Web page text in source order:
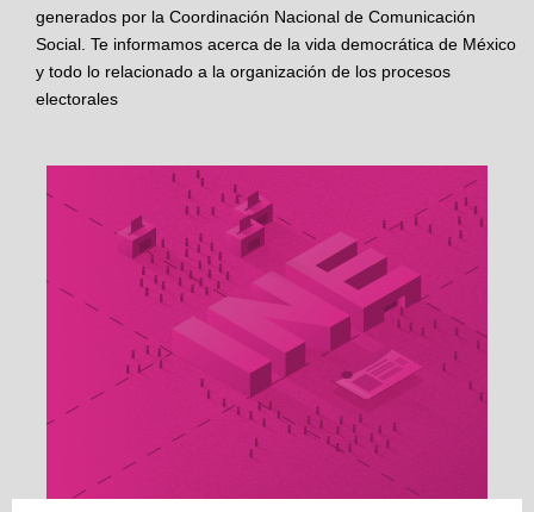
generados por la Coordinación Nacional de Comunicación
Social. Te informamos acerca de la vida democrática de México
y todo lo relacionado a la organización de los procesos
electorales